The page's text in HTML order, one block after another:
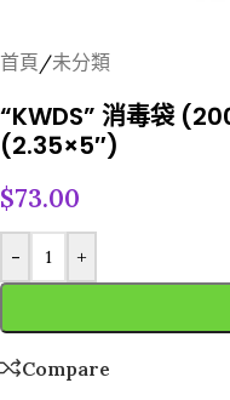
首頁/未分類
“KWDS” 消毒袋
(2.35×5″)
$73.00
- +
Compare